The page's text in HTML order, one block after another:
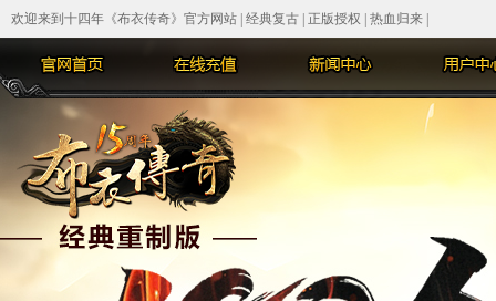
欢迎来到十四年《布衣传奇》官方网站 | 经典复古 | 正版授权 | 热血归来 |